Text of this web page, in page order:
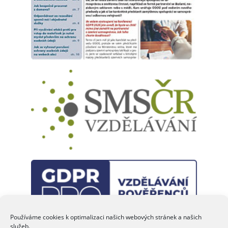
Používáme cookies k optimalizaci našich webových stránek a našich
služeb.
Ptáte se, zda je to vše? Kdepak. Časopis přináší i řadu
dalších informací, aktualit a inspirativních podnětů pro vaši
každodenní práci. Ničím nerušené čtení a pohodové letní
dny vám přeje